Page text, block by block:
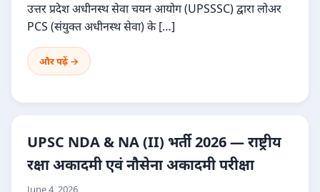
उत्तर प्रदेश अधीनस्थ सेवा चयन आयोग (UPSSSC) द्वारा लोअर
PCS (संयुक्त अधीनस्थ सेवा) के […]
और पढ़ें →
UPSC NDA & NA (II) भर्ती 2026 — राष्ट्रीय
रक्षा अकादमी एवं नौसेना अकादमी परीक्षा
June 4, 2026